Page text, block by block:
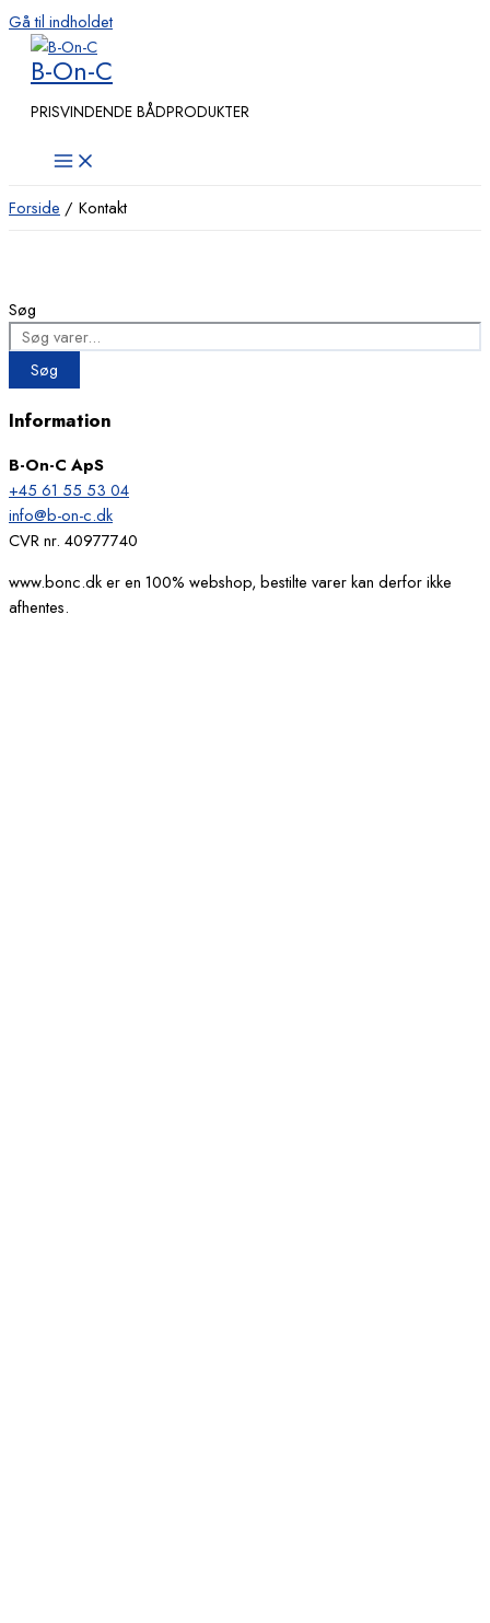
Gå til indholdet
B-On-C
PRISVINDENDE BÅDPRODUKTER
Forside Kontakt
Søg
Søg
Information
B-On-C ApS
+45 61 55 53 04
info@b-on-c.dk
CVR nr. 40977740
www.bonc.dk er en 100% webshop, bestilte varer kan derfor ikke
afhentes.